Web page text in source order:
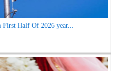
First Half Of 2026 year...